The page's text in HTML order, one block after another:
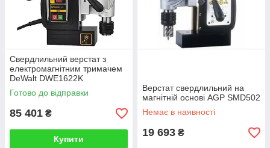
Свердлильний верстат з
електромагнітним тримачем
DeWalt DWE1622K
Готово до відправки
85 401 ₴
Купити
Верстат свердлильний на
магнітній основі AGP SMD502
Немає в наявності
19 693 ₴